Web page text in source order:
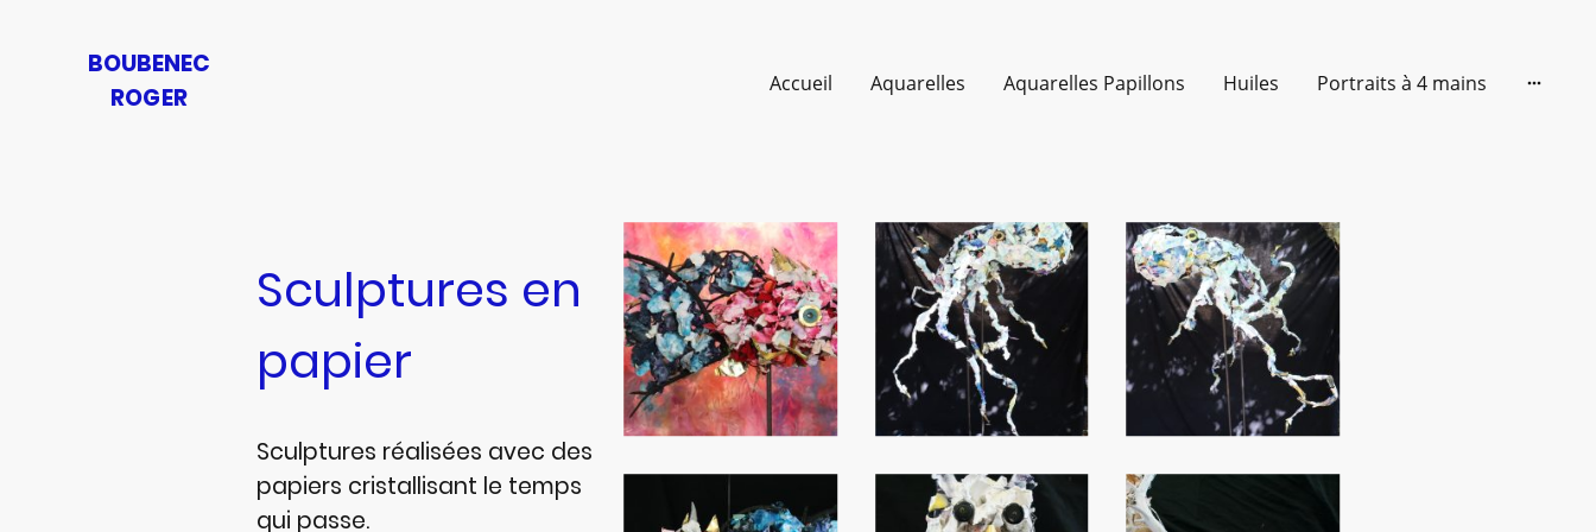
BOUBENEC
ROGER Accueil Aquarelles Aquarelles Papillons Huiles Portraits à 4 mains
Sculptures en
papier
Sculptures réalisées avec des
papiers cristallisant le temps
qui passe.